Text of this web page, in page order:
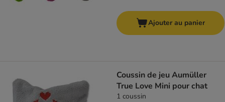
Ajouter au panier
Coussin de jeu Aumüller
True Love Mini pour chat
1 coussin